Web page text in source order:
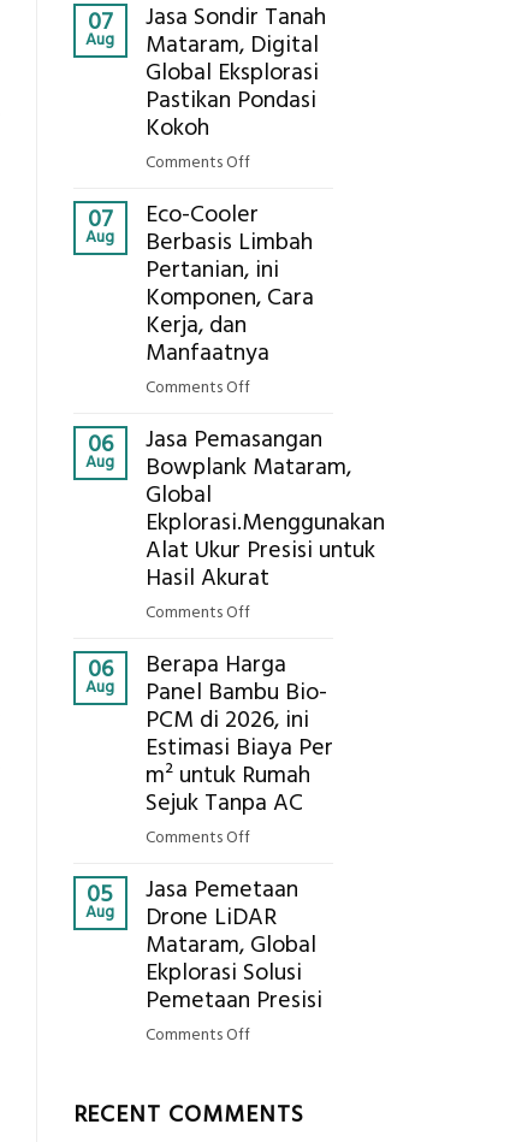
07
Aug
Jasa Sondir Tanah
Mataram, Digital
Global Eksplorasi
Pastikan Pondasi
Kokoh
Comments Offon
Sondir
Tanah
Mataram,
Digital
Eksplorasi
Pastikan
07
Aug
Eco-Cooler
Berbasis Limbah
Pertanian, ini
Komponen, Cara
Kerja, dan
Manfaatnya
Comments Offon
Cooler
Berbasis
Pertanian,
ini
Komponen,
Manfaatnya
06
Aug
Jasa Pemasangan
Bowplank Mataram,
Global
Ekplorasi.Menggunakan
Alat Ukur Presisi untuk
Hasil Akurat
Comments Offon
Pemasangan
Bowplank
Mataram,
Global
Ekplorasi.Menggunakan
Alat
untuk
Hasil
Akurat
06
Aug
Berapa Harga
Panel Bambu Bio-
PCM di 2026, ini
Estimasi Biaya Per
m² untuk Rumah
Sejuk Tanpa AC
Comments Offon
Harga
Panel
Bambu
Bio-
PCM
Estimasi
Biaya
05
Aug
Jasa Pemetaan
Drone LiDAR
Mataram, Global
Ekplorasi Solusi
Pemetaan Presisi
Comments Offon
Drone
RECENT COMMENTS